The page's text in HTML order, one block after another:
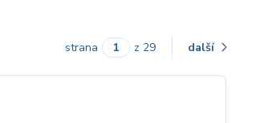
strana z 29 další